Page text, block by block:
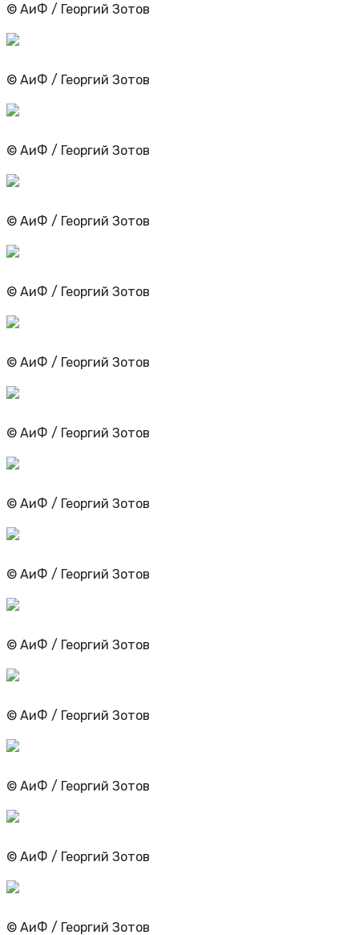
© АиФ / Георгий Зотов
© АиФ / Георгий Зотов
© АиФ / Георгий Зотов
© АиФ / Георгий Зотов
© АиФ / Георгий Зотов
© АиФ / Георгий Зотов
© АиФ / Георгий Зотов
© АиФ / Георгий Зотов
© АиФ / Георгий Зотов
© АиФ / Георгий Зотов
© АиФ / Георгий Зотов
© АиФ / Георгий Зотов
© АиФ / Георгий Зотов
© АиФ / Георгий Зотов